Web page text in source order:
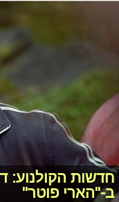
חדשות הקולנוע:
ב-"הארי פוטר"